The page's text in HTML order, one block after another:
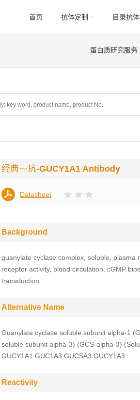
首页 抗体定制 目录抗体
蛋白质研究服务
经典一抗-GUCY1A1 Antibody
Datasheet
Background
guanylate cyclase complex, soluble, plasma
receptor activity, blood circulation, cGMP
transduction
Alternative Name
Guanylate cyclase soluble subunit alpha-1
soluble subunit alpha-3) (GCS-alpha-3)
GUCY1A1 GUC1A3 GUCSA3 GUCY1A3
Reactivity